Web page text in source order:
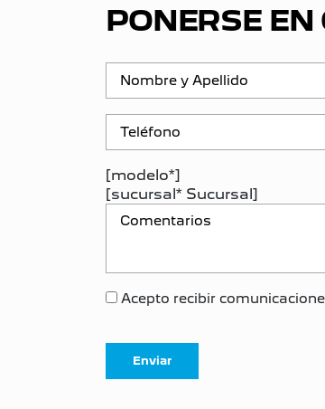
PONERSE EN
[modelo*]
[sucursal* Sucursal]
Acepto recibir